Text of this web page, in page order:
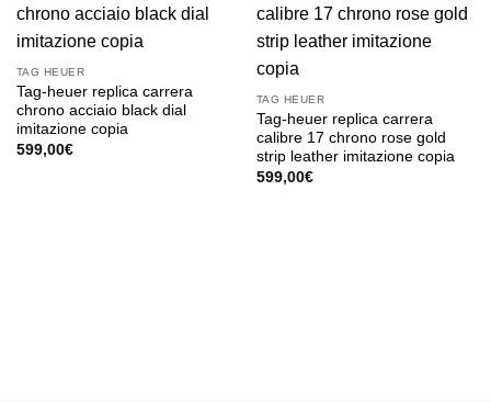
TAG HEUER
Tag-heuer replica carrera
chrono acciaio black dial
imitazione copia
599,00€
TAG HEUER
Tag-heuer replica carrera
calibre 17 chrono rose gold
strip leather imitazione copia
599,00€